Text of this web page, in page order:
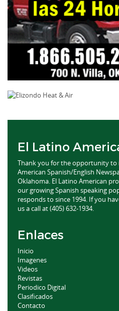
El Latino
Thank you for the opportunity to
American Spanish/English
Oklahoma. El Latino American
our growing Spanish speaking
responds to since 1994. If you
us a call at (405) 632-1934.
Enlaces
Inicio
Imagenes
Videos
Revistas
Periodico Digital
Clasificados
Contacto